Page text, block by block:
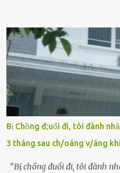
hảo, địa vị cao sang của ông
Tùng, một doanh nhân quyền
bà Đỗ Thị Nga, lập tức ra
viện cớ “không đủ khả năng
quyền giám hộ, yêu cầu bệnh
bỏ rơi. Trong khi ấy, con gái
mê man sau sinh, hoàn toàn
Thiếu úy Nguyễn Thị Mai,
tình cờ chứng kiến giây phút
hỏn, bàn tay bé xíu co quắp, ...
Bị Chồng đ;uổi đi, tôi đành
3 tháng sau ch/oáng v/áng
“Bị chồng đuổi đi, tôi đành